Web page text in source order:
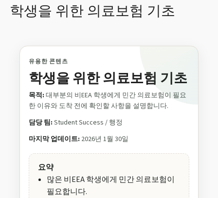
학생을 위한 의료보험 기초
유용한 콘텐츠
학생을 위한 의료보험 기초
목적: 대부분의 비EEA 학생에게 민간 의료보험이 필요
한 이유와 도착 전에 확인할 사항을 설명합니다.
담당 팀: Student Success / 행정
마지막 업데이트: 2026년 1월 30일
요약
많은 비EEA 학생에게 민간 의료보험이
필요합니다.